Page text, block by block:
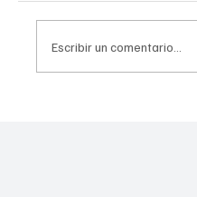
Escribir un comentario...